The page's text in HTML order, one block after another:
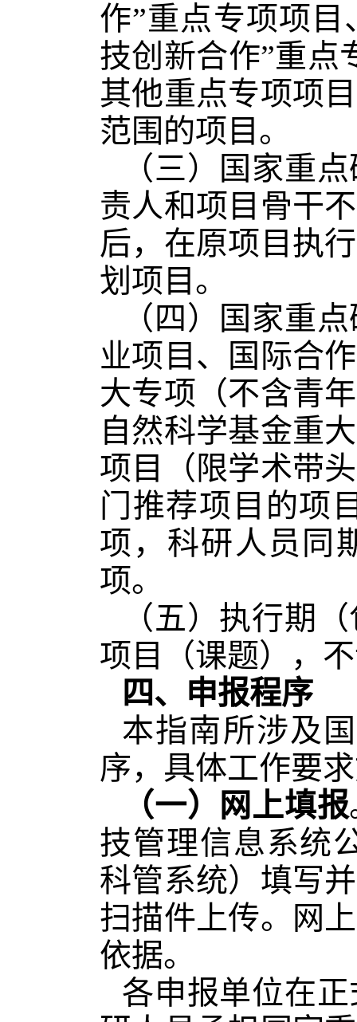
作”重点专项项
技创新合作”重点
其他重点专项项
范围的项目。
（三）国家重
责人和项目骨干
后，在原项目执
划项目。
（四）国家重
业项目、国际合
大专项（不含青
自然科学基金重
项目（限学术带
门推荐项目的项
项，科研人员同
项。
（五）执行期
项目（课题），
四、申报程序
本指南所涉及
序，具体工作要
（一）网上填报
技管理信息系统
科管系统）填写
扫描件上传。网
依据。
各申报单位在